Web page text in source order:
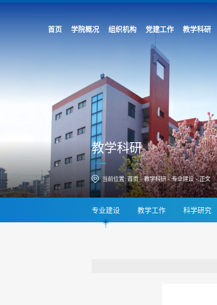
首页 学院概况 组织机构 党建工作 教学科研
教学科研
当前位置:首页-教学科研-专业建设-正文
专业建设 教学工作 科学研究